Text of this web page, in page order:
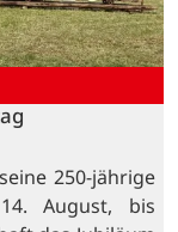
250-jährige
August, bis